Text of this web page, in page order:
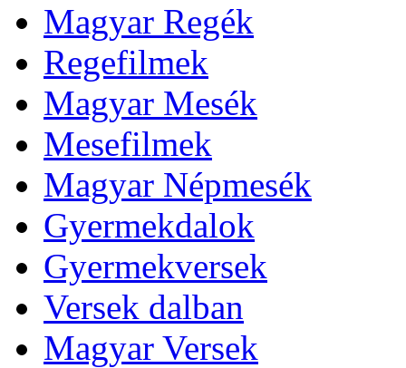
Magyar Regék
Regefilmek
Magyar Mesék
Mesefilmek
Magyar Népmesék
Gyermekdalok
Gyermekversek
Versek dalban
Magyar Versek